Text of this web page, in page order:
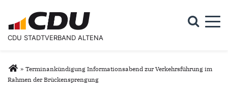
CDU STADTVERBAND ALTENA
Suchformular
Sie sind hier
» Terminankündigung Informationsabend zur Verkehrsführung im
Rahmen der Brückensprengung